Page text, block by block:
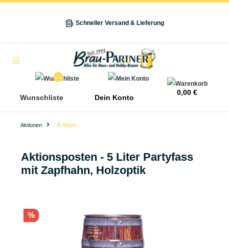
Schneller Versand & Lieferung
Wunschliste Dein Konto
0,00 €
Aktionen B-Ware
Aktionsposten - 5 Liter Partyfass
mit Zapfhahn, Holzoptik
Bildergalerie überspringen
%